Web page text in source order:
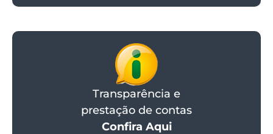
Transparência e
prestação de contas
Confira Aqui